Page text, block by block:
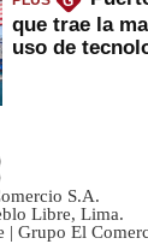
que trae la
uso de
S.A.
Libre, Lima.
Grupo El